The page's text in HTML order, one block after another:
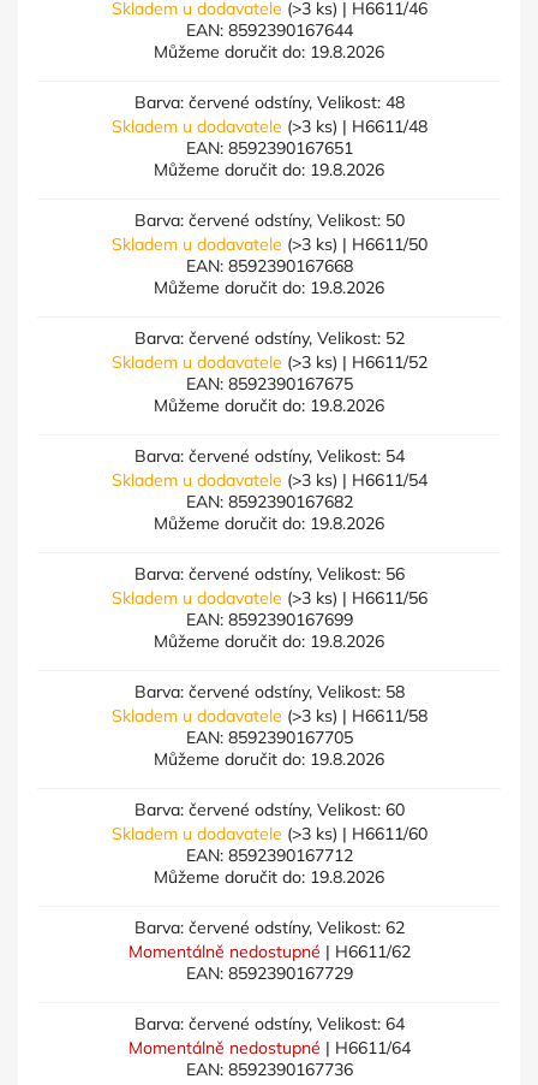
Skladem u dodavatele (>3 ks) | H6611/46
EAN: 8592390167644
Můžeme doručit do: 19.8.2026
Barva: červené odstíny, Velikost: 48
Skladem u dodavatele (>3 ks) | H6611/48
EAN: 8592390167651
Můžeme doručit do: 19.8.2026
Barva: červené odstíny, Velikost: 50
Skladem u dodavatele (>3 ks) | H6611/50
EAN: 8592390167668
Můžeme doručit do: 19.8.2026
Barva: červené odstíny, Velikost: 52
Skladem u dodavatele (>3 ks) | H6611/52
EAN: 8592390167675
Můžeme doručit do: 19.8.2026
Barva: červené odstíny, Velikost: 54
Skladem u dodavatele (>3 ks) | H6611/54
EAN: 8592390167682
Můžeme doručit do: 19.8.2026
Barva: červené odstíny, Velikost: 56
Skladem u dodavatele (>3 ks) | H6611/56
EAN: 8592390167699
Můžeme doručit do: 19.8.2026
Barva: červené odstíny, Velikost: 58
Skladem u dodavatele (>3 ks) | H6611/58
EAN: 8592390167705
Můžeme doručit do: 19.8.2026
Barva: červené odstíny, Velikost: 60
Skladem u dodavatele (>3 ks) | H6611/60
EAN: 8592390167712
Můžeme doručit do: 19.8.2026
Barva: červené odstíny, Velikost: 62
Momentálně nedostupné | H6611/62
EAN: 8592390167729
Barva: červené odstíny, Velikost: 64
Momentálně nedostupné | H6611/64
EAN: 8592390167736